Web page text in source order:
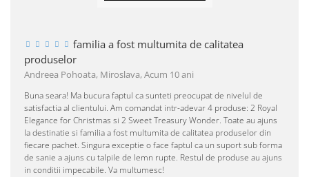
familia a fost multumita de calitatea
produselor
Andreea Pohoata, Miroslava,Acum 10 ani
Buna seara! Ma bucura faptul ca sunteti preocupat de nivelul de
satisfactia al clientului. Am comandat intr-adevar 4 produse: 2 Royal
Elegance for Christmas si 2 Sweet Treasury Wonder. Toate au ajuns
la destinatie si familia a fost multumita de calitatea produselor din
fiecare pachet. Singura exceptie o face faptul ca un suport sub forma
de sanie a ajuns cu talpile de lemn rupte. Restul de produse au ajuns
in conditii impecabile. Va multumesc!